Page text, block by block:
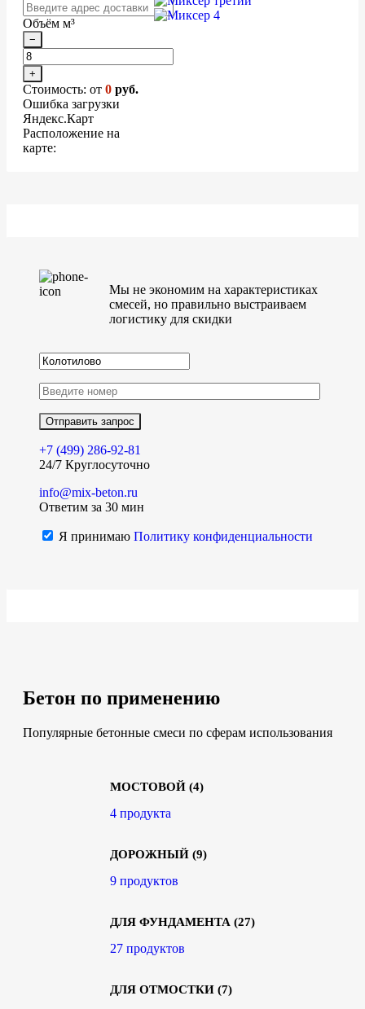
Объём м³
−
+
Стоимость: от 0 руб.
Ошибка загрузки
Яндекс.Карт
Расположение на
карте:
Мы не экономим на характеристиках
смесей, но правильно выстраиваем
логистику для скидки
+7 (499) 286-92-81
24/7 Круглосуточно
info@mix-beton.ru
Ответим за 30 мин
Я принимаю Политику конфиденциальности
Бетон по применению
Популярные бетонные смеси по сферам использования
МОСТОВОЙ (4)
4 продукта
ДОРОЖНЫЙ (9)
9 продуктов
ДЛЯ ФУНДАМЕНТА (27)
27 продуктов
ДЛЯ ОТМОСТКИ (7)